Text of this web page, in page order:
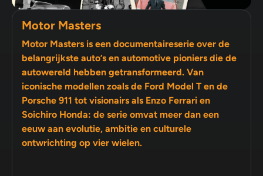
Motor Masters
Motor Masters is een documentaireserie over de
belangrijkste auto’s en automotive pioniers die de
autowereld hebben getransformeerd. Van
iconische modellen zoals de Ford Model T en de
Porsche 911 tot visionairs als Enzo Ferrari en
Soichiro Honda: de serie omvat meer dan een
eeuw aan evolutie, ambitie en culturele
ontwrichting op vier wielen.